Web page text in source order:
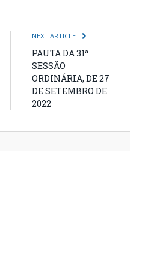
NEXT ARTICLE
PAUTA DA 31ª
SESSÃO
ORDINÁRIA, DE 27
DE SETEMBRO DE
2022